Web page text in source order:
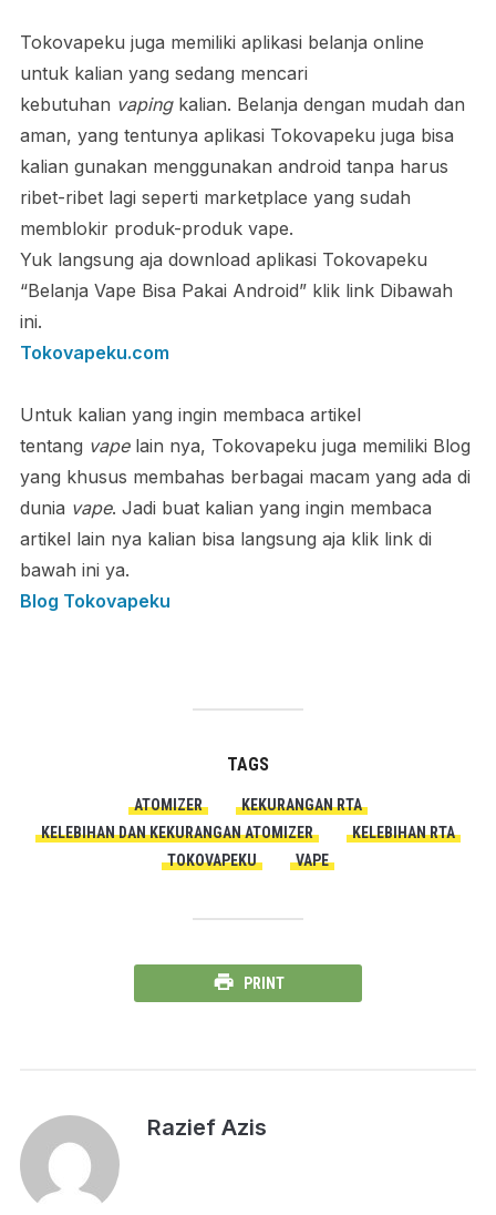
Tokovapeku juga memiliki aplikasi belanja online
untuk kalian yang sedang mencari
kebutuhan vaping kalian. Belanja dengan mudah dan
aman, yang tentunya aplikasi Tokovapeku juga bisa
kalian gunakan menggunakan android tanpa harus
ribet-ribet lagi seperti marketplace yang sudah
memblokir produk-produk vape.
Yuk langsung aja download aplikasi Tokovapeku
“Belanja Vape Bisa Pakai Android” klik link Dibawah
ini.
Tokovapeku.com
Untuk kalian yang ingin membaca artikel
tentang vape lain nya, Tokovapeku juga memiliki Blog
yang khusus membahas berbagai macam yang ada di
dunia vape. Jadi buat kalian yang ingin membaca
artikel lain nya kalian bisa langsung aja klik link di
bawah ini ya.
Blog Tokovapeku
TAGS
ATOMIZER
KEKURANGAN RTA
KELEBIHAN DAN KEKURANGAN ATOMIZER
KELEBIHAN RTA
TOKOVAPEKU
VAPE
PRINT
Razief Azis